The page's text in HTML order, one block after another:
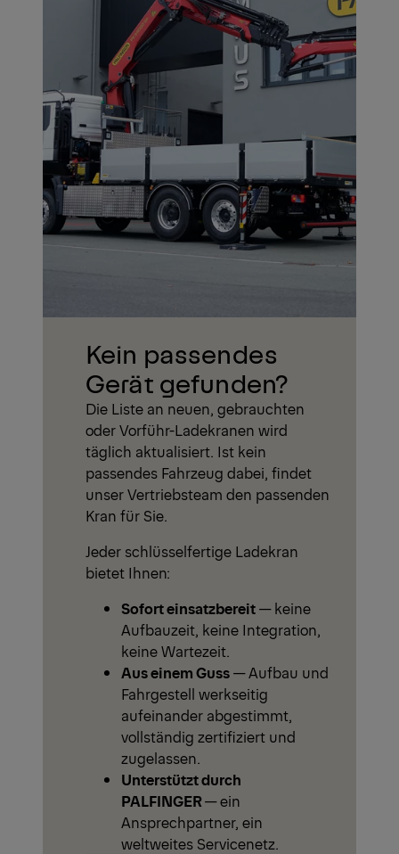
Kein passendes
Gerät gefunden?
Die Liste an neuen, gebrauchten
oder Vorführ-Ladekranen wird
täglich aktualisiert. Ist kein
passendes Fahrzeug dabei, findet
unser Vertriebsteam den passenden
Kran für Sie.
Jeder schlüsselfertige Ladekran
bietet Ihnen:
Sofort einsatzbereit— keine
Aufbauzeit, keine Integration,
keine Wartezeit.
Aus einem Guss— Aufbau und
Fahrgestell werkseitig
aufeinander abgestimmt,
vollständig zertifiziert und
zugelassen.
Unterstützt durch
PALFINGER— ein
Ansprechpartner, ein
weltweites Servicenetz.